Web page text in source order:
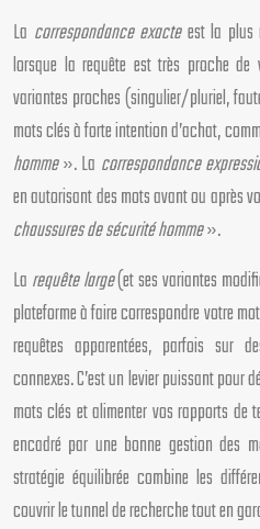
La correspondance exacteest la plus
lorsque la requête est très proche
variantes proches (singulier/pluriel,
mots clés à forte intention d’achat,
homme». La correspondance
en autorisant des mots avant ou après
chaussures de sécurité homme».
La requête large(et ses variantes
plateforme à faire correspondre votre
requêtes apparentées, parfois sur
connexes. C’est un levier puissant pour
mots clés et alimenter vos rapports de
encadré par une bonne gestion des
stratégie équilibrée combine les
couvrir le tunnel de recherche tout en